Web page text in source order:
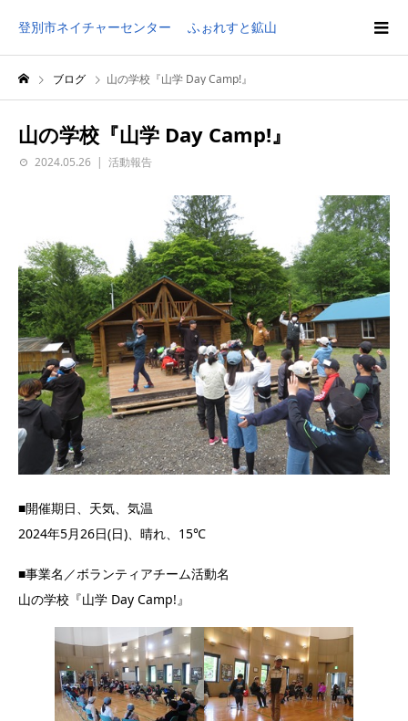
登別市ネイチャーセンター ふぉれすと鉱山
ブログ 山の学校『山学 Day Camp!』
山の学校『山学 Day Camp!』
2024.05.26 活動報告
■開催期日、天気、気温
2024年5月26日(日)、晴れ、15℃
■事業名／ボランティアチーム活動名
山の学校『山学 Day Camp!』